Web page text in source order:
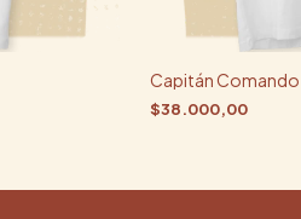
Capitán Comando
$38.000,00